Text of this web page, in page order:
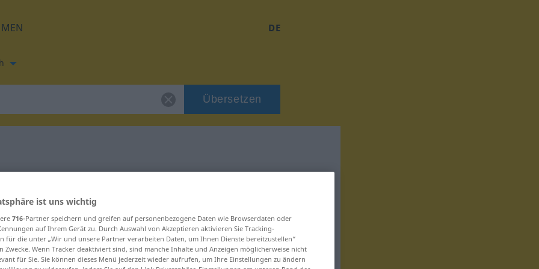
DE
Übersetzen
für "tiquer"
ist uns wichtig
716-Partner speichern und greifen auf personenbezogene Daten wie Browserdaten oder
auf Ihrem Gerät zu. Durch Auswahl von Akzeptieren aktivieren Sie Tracking-
für die unter „Wir und unsere Partner verarbeiten Daten, um Ihnen Dienste bereitzustellen“
Zwecke. Wenn Tracker deaktiviert sind, sind manche Inhalte und Anzeigen möglicherweise nicht
für Sie. Sie können dieses Menü jederzeit wieder aufrufen, um Ihre Einstellungen zu ändern